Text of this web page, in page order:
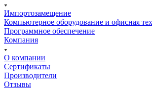
Импортозамещение
Компьютерное оборудование и офисная
Программное обеспечение
Компания
О компании
Сертификаты
Производители
Отзывы